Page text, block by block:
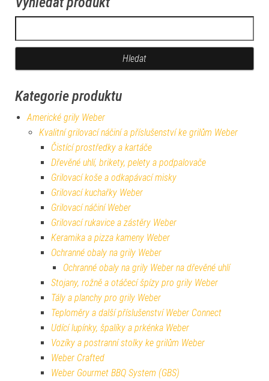
Kategorie produktu
Americké grily Weber
Kvalitní grilovací náčiní a příslušenství ke grilům Weber
Čistící prostředky a kartáče
Dřevěné uhlí, brikety, pelety a podpalovače
Grilovací koše a odkapávací misky
Grilovací kuchařky Weber
Grilovací náčiní Weber
Grilovací rukavice a zástěry Weber
Keramika a pizza kameny Weber
Ochranné obaly na grily Weber
Ochranné obaly na grily Weber na dřevěné uhlí
Stojany, rožně a otáčecí špízy pro grily Weber
Tály a planchy pro grily Weber
Teploměry a další příslušenství Weber Connect
Udící lupínky, špalíky a prkénka Weber
Vozíky a postranní stolky ke grilům Weber
Weber Crafted
Weber Gourmet BBQ System (GBS)